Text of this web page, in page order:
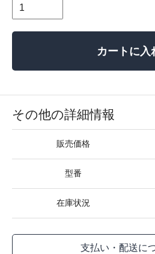
カートに入
その他の詳細情報
販売価格
型番
在庫状況
支払い・配送に